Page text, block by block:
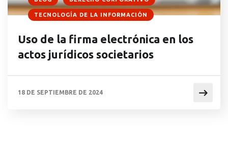
TECNOLOGÍA DE LA INFORMACIÓN
Uso de la firma electrónica en los
actos jurídicos societarios
18 DE SEPTIEMBRE DE 2024